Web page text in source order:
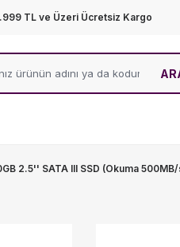
TL ve Üzeri Ücretsiz Kargo
2.5'' SATA III SSD (Okuma